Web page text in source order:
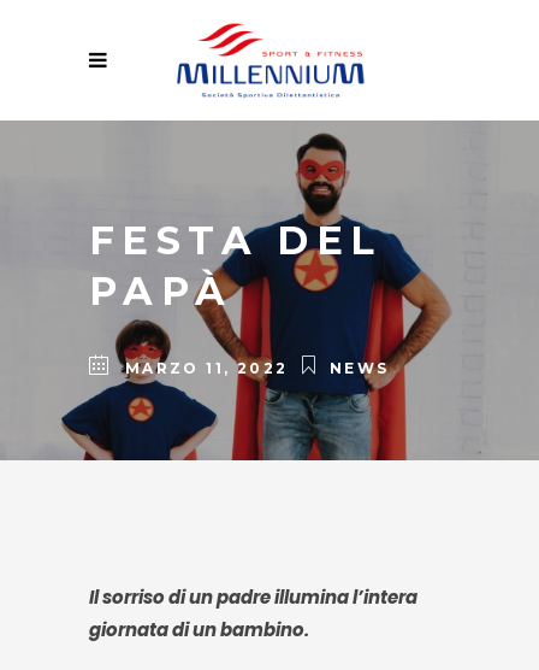
FESTA DEL
PAPÀ
MARZO 11, 2022 NEWS
Il sorriso di un padre illumina l’intera
giornata di un bambino.